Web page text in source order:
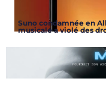
Suno condamnée en
musicale a violé des